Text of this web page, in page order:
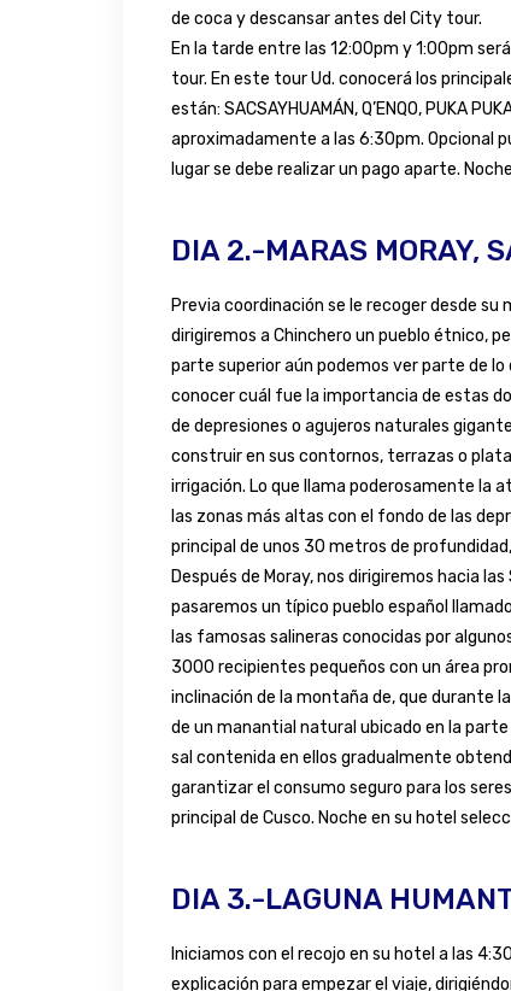
de coca y descansar antes del City tour.
En la tarde entre las 12:00pm y 1:00pm
tour. En este tour Ud. conocerá los
están: SACSAYHUAMÁN, Q’ENQO, PUKA
aproximadamente a las 6:30pm. Opcional
lugar se debe realizar un pago aparte.
DIA 2.-MARAS MORAY,
Previa coordinación se le recoger desde
dirigiremos a Chinchero un pueblo étnico,
parte superior aún podemos ver parte de
conocer cuál fue la importancia de estas
de depresiones o agujeros naturales
construir en sus contornos, terrazas o
irrigación. Lo que llama poderosamente la
las zonas más altas con el fondo de las
principal de unos 30 metros de
Después de Moray, nos dirigiremos hacia
pasaremos un típico pueblo español
las famosas salineras conocidas por
3000 recipientes pequeños con un área
inclinación de la montaña de, que durante
de un manantial natural ubicado en la
sal contenida en ellos gradualmente
garantizar el consumo seguro para los
principal de Cusco. Noche en su hotel
DIA 3.-LAGUNA
Iniciamos con el recojo en su hotel a las
explicación para empezar el viaje,